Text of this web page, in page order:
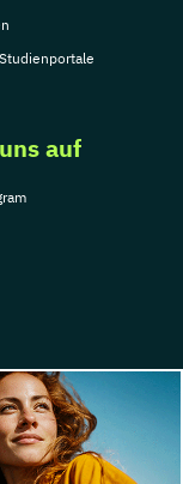
auf